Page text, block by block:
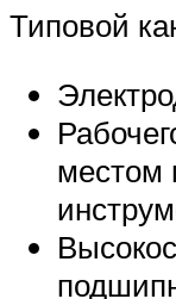
Типовой
местом